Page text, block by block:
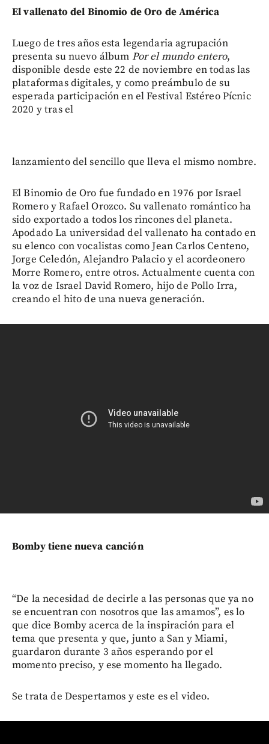
El vallenato del Binomio de Oro de América
Luego de tres años esta legendaria agrupación
presenta su nuevo álbum Por el mundo entero,
disponible desde este 22 de noviembre en todas las
plataformas digitales, y como preámbulo de su
esperada participación en el Festival Estéreo Pícnic
2020 y tras el
lanzamiento del sencillo que lleva el mismo nombre.
El Binomio de Oro fue fundado en 1976 por Israel
Romero y Rafael Orozco. Su vallenato romántico ha
sido exportado a todos los rincones del planeta.
Apodado La universidad del vallenato ha contado en
su elenco con vocalistas como Jean Carlos Centeno,
Jorge Celedón, Alejandro Palacio y el acordeonero
Morre Romero, entre otros. Actualmente cuenta con
la voz de Israel David Romero, hijo de Pollo Irra,
creando el hito de una nueva generación.
Bomby tiene nueva canción
“De la necesidad de decirle a las personas que ya no
se encuentran con nosotros que las amamos”, es lo
que dice Bomby acerca de la inspiración para el
tema que presenta y que, junto a San y Miami,
guardaron durante 3 años esperando por el
momento preciso, y ese momento ha llegado.
Se trata de Despertamos y este es el video.